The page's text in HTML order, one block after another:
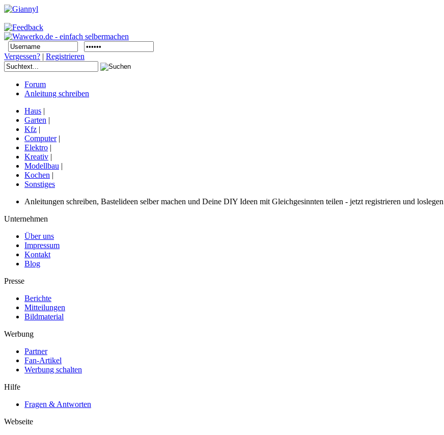
Vergessen? | Registrieren
Forum
Anleitung schreiben
Haus |
Garten |
Kfz |
Computer|
Elektro |
Kreativ |
Modellbau |
Kochen |
Sonstiges
Anleitungen schreiben, Bastelideen selber machen und Deine DIY Ideen mit Gleichgesinnten teilen - jetzt registrieren und loslegen
Unternehmen
Über uns
Impressum
Kontakt
Blog
Presse
Berichte
Mitteilungen
Bildmaterial
Werbung
Partner
Fan-Artikel
Werbung schalten
Hilfe
Fragen & Antworten
Webseite